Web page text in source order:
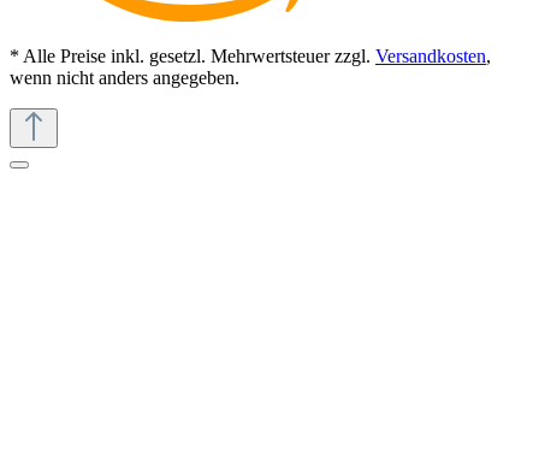
* Alle Preise inkl. gesetzl. Mehrwertsteuer zzgl. Versandkosten,
wenn nicht anders angegeben.